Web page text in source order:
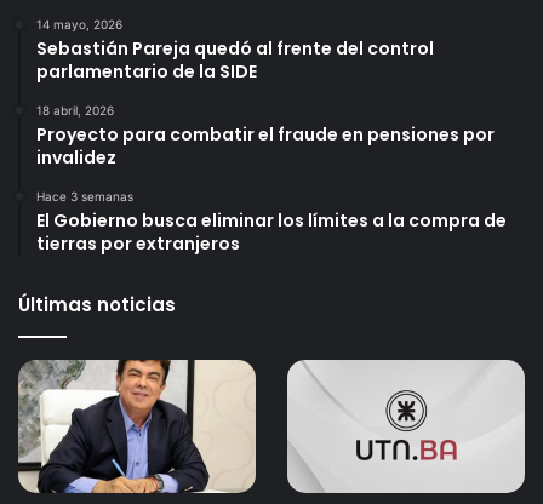
14 mayo, 2026
Sebastián Pareja quedó al frente del control
parlamentario de la SIDE
18 abril, 2026
Proyecto para combatir el fraude en pensiones por
invalidez
Hace 3 semanas
El Gobierno busca eliminar los límites a la compra de
tierras por extranjeros
Últimas noticias